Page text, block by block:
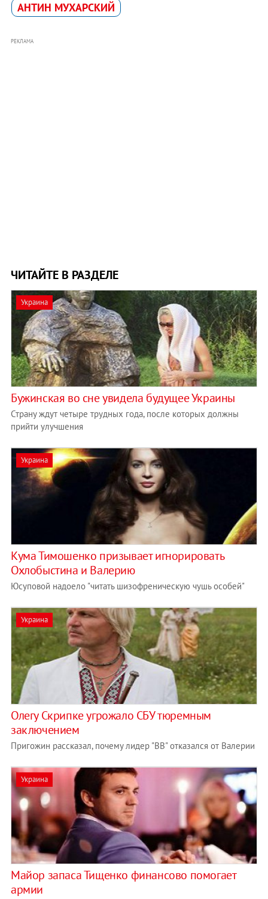
АНТИН МУХАРСКИЙ
РЕКЛАМА
ЧИТАЙТЕ В РАЗДЕЛЕ
Украина
Бужинская во сне увидела будущее Украины
Страну ждут четыре трудных года, после которых должны
прийти улучшения
Украина
Кума Тимошенко призывает игнорировать
Охлобыстина и Валерию
Юсуповой надоело "читать шизофреническую чушь особей"
Украина
Олегу Скрипке угрожало СБУ тюремным
заключением
Пригожин рассказал, почему лидер "ВВ" отказался от Валерии
Украина
Майор запаса Тищенко финансово помогает
армии